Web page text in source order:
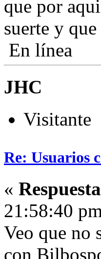
que por
suerte y
En línea
JHC
Visitante
Re: Usuarios
«
21:58:40
Veo que no
con